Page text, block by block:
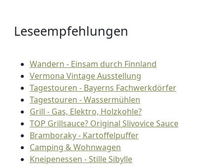
Leseempfehlungen
Wandern - Einsam durch Finnland
Vermona Vintage Ausstellung
Tagestouren - Bayerns Fachwerkdörfer
Tagestouren - Wassermühlen
Grill - Gas, Elektro, Holzkohle?
TOP Grillsauce? Original Slivovice Sauce
Bramboraky - Kartoffelpuffer
Camping & Wohnwagen
Kneipenessen - Stille Sibylle